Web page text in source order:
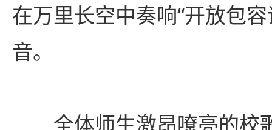
在万里长空中奏响“开放包
音。
全体师生激昂嘹亮的校